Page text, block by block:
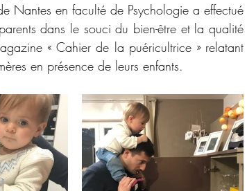
Nantes en faculté de Psychologie a effectué
dans le souci du bien-être et la qualité
« Cahier de la puéricultrice » relatant
en présence de leurs enfants.